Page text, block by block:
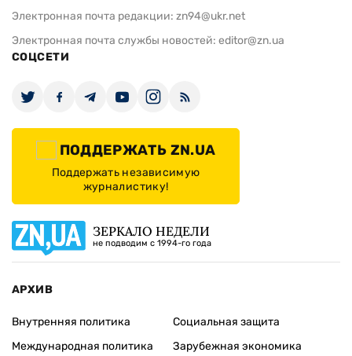
Электронная почта редакции: zn94@ukr.net
Электронная почта службы новостей: editor@zn.ua
СОЦСЕТИ
ПОДДЕРЖАТЬ ZN.UA
Поддержать независимую
журналистику!
ЗЕРКАЛО НЕДЕЛИ
не подводим с 1994-го года
АРХИВ
Внутренняя политика
Международная политика
Социальная защита
Зарубежная экономика